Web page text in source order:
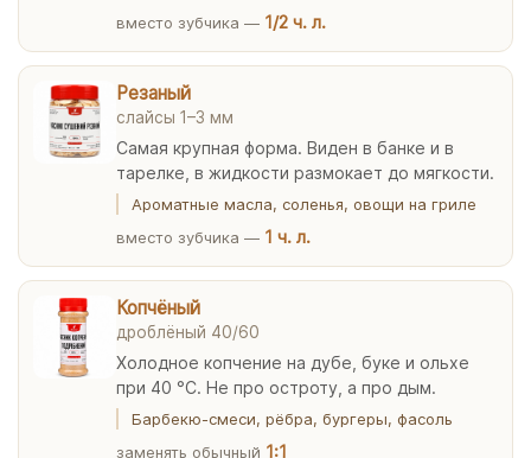
вместо зубчика — 1/2 ч. л.
Резаный
слайсы 1–3 мм
Самая крупная форма. Виден в банке и в
тарелке, в жидкости размокает до мягкости.
Ароматные масла, соленья, овощи на гриле
вместо зубчика — 1 ч. л.
Копчёный
дроблёный 40/60
Холодное копчение на дубе, буке и ольхе
при 40 °C. Не про остроту, а про дым.
Барбекю-смеси, рёбра, бургеры, фасоль
заменять обычный 1:1